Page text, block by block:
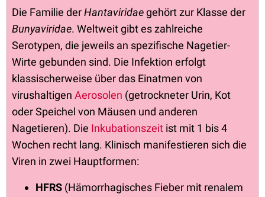
Die Familie derHantaviridaegehört zur Klasse der
Bunyaviridae. Weltweit gibt es zahlreiche
Serotypen, die jeweils an spezifische Nagetier-
Wirte gebunden sind. Die Infektion erfolgt
klassischerweise über das Einatmen von
virushaltigen Aerosolen (getrockneter Urin, Kot
oder Speichel von Mäusen und anderen
Nagetieren). Die Inkubationszeit ist mit 1 bis 4
Wochen recht lang. Klinisch manifestieren sich die
Viren in zwei Hauptformen:
HFRS (Hämorrhagisches Fieber mit renalem